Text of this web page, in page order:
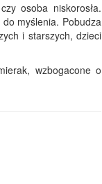
osoba niskorosła.
myślenia. Pobudza
i starszych, dzieci
wzbogacone o